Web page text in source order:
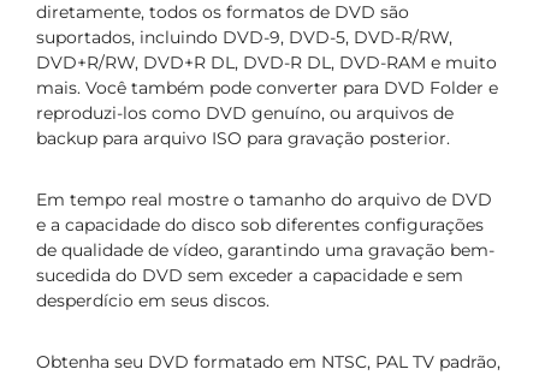
diretamente, todos os formatos de DVD são
suportados, incluindo DVD-9, DVD-5, DVD-R/RW,
DVD+R/RW, DVD+R DL, DVD-R DL, DVD-RAM e muito
mais. Você também pode converter para DVD Folder e
reproduzi-los como DVD genuíno, ou arquivos de
backup para arquivo ISO para gravação posterior.
Em tempo real mostre o tamanho do arquivo de DVD
e a capacidade do disco sob diferentes configurações
de qualidade de vídeo, garantindo uma gravação bem-
sucedida do DVD sem exceder a capacidade e sem
desperdício em seus discos.
Obtenha seu DVD formatado em NTSC, PAL TV padrão,